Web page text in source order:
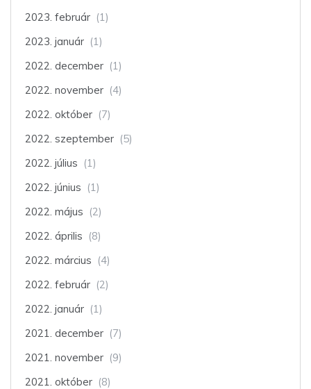
2023. február (1)
2023. január (1)
2022. december (1)
2022. november (4)
2022. október (7)
2022. szeptember (5)
2022. július (1)
2022. június (1)
2022. május (2)
2022. április (8)
2022. március (4)
2022. február (2)
2022. január (1)
2021. december (7)
2021. november (9)
2021. október (8)